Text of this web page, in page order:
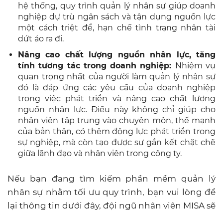
hệ thống, quy trình quản lý nhân sự giúp doanh
nghiệp dự trù ngân sách và tận dụng nguồn lực
một cách triệt để, hạn chế tình trạng nhân tài
dứt áo ra đi.
Nâng cao chất lượng nguồn nhân lực, tăng
tính tương tác trong doanh nghiệp: Nhiệm vụ
quan trọng nhất của người làm quản lý nhân sự
đó là đáp ứng các yêu cầu của doanh nghiệp
trong việc phát triển và nâng cao chất lượng
nguồn nhân lực. Điều này không chỉ giúp cho
nhân viên tập trung vào chuyên môn, thế mạnh
của bản thân, có thêm động lực phát triển trong
sự nghiệp, mà còn tạo được sự gắn kết chặt chẽ
giữa lãnh đạo và nhân viên trong công ty.
Nếu bạn đang tìm kiếm phần mềm quản lý
nhân sự nhằm tối ưu quy trình, bạn vui lòng để
lại thông tin dưới đây, đội ngũ nhân viên MISA sẽ